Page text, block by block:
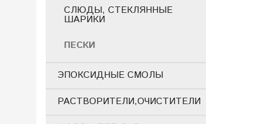
СЛЮДЫ, СТЕКЛЯННЫЕ
ШАРИКИ
ПЕСКИ
ЭПОКСИДНЫЕ СМОЛЫ
РАСТВОРИТЕЛИ,ОЧИСТИТЕЛИ